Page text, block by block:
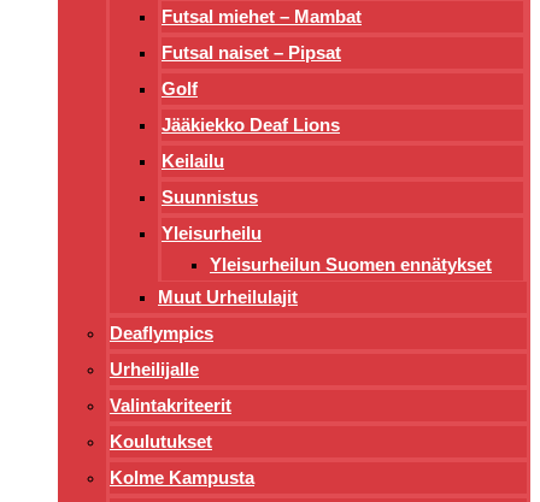
Futsal miehet – Mambat
Futsal naiset – Pipsat
Golf
Jääkiekko Deaf Lions
Keilailu
Suunnistus
Yleisurheilu
Yleisurheilun Suomen ennätykset
Muut Urheilulajit
Deaflympics
Urheilijalle
Valintakriteerit
Koulutukset
Kolme Kampusta